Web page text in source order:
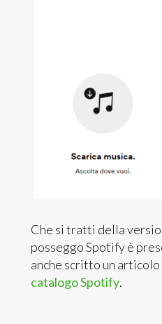
Che si tratti della
posseggo Spotify è
anche scritto un articolo
catalogo Spotify.